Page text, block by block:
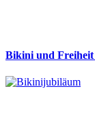
Bikini und Freiheit